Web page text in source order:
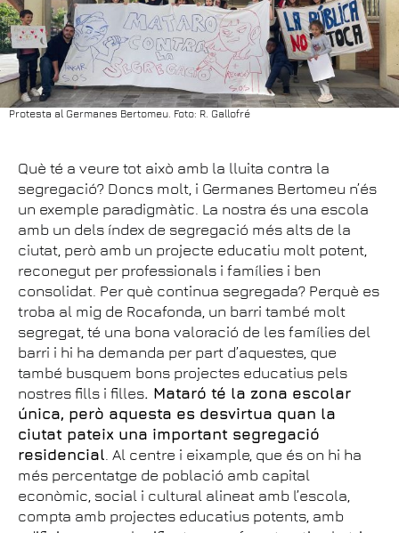
Protesta al Germanes Bertomeu. Foto: R. Gallofré
Què té a veure tot això amb la lluita contra la
segregació? Doncs molt, i Germanes Bertomeu n’és
un exemple paradigmàtic. La nostra és una escola
amb un dels índex de segregació més alts de la
ciutat, però amb un projecte educatiu molt potent,
reconegut per professionals i famílies i ben
consolidat. Per què continua segregada? Perquè es
troba al mig de Rocafonda, un barri també molt
segregat, té una bona valoració de les famílies del
barri i hi ha demanda per part d’aquestes, que
també busquem bons projectes educatius pels
nostres fills i filles. Mataró té la zona escolar
única, però aquesta es desvirtua quan la
ciutat pateix una important segregació
residencial . Al centre i eixample, que és on hi ha
més percentatge de població amb capital
econòmic, social i cultural alineat amb l’escola,
compta amb projectes educatius potents, amb